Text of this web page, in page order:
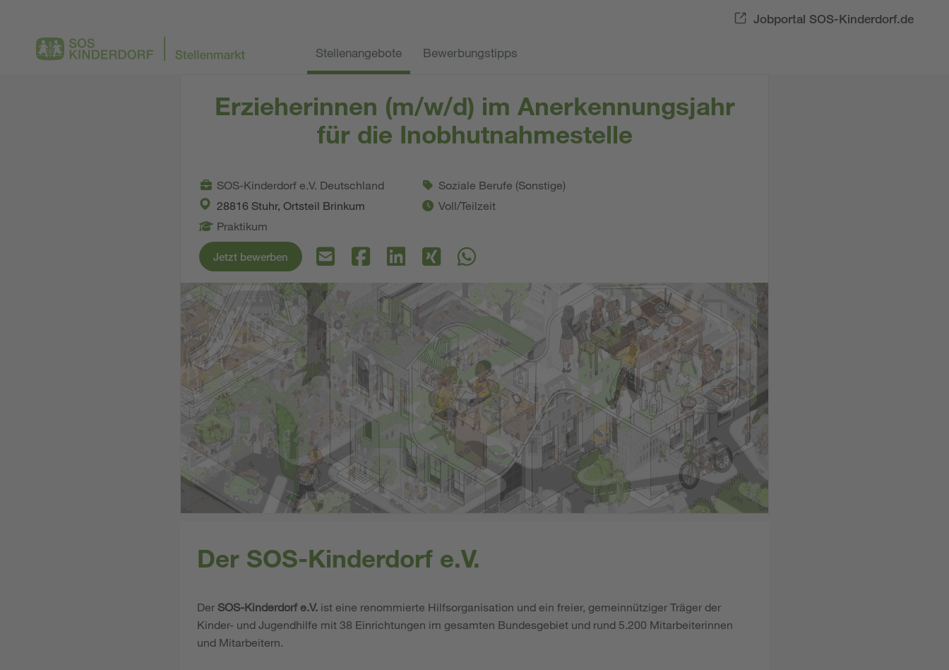
Jobportal SOS-Kinderdorf.de
Stellenangebote Bewerbungstipps
Erzieherinnen (m/w/d) im Anerkennungsjahr
für die Inobhutnahmestelle
SOS-Kinderdorf e.V. Deutschland
28816 Stuhr, Ortsteil Brinkum
Praktikum
Soziale Berufe (Sonstige)
Voll/Teilzeit
Jetzt bewerben
Der SOS-Kinderdorf e.V.
Der SOS-Kinderdorf e.V. ist eine renommierte Hilfsorganisation und ein freier, gemeinnütziger Träger der
Kinder- und Jugendhilfe mit 38 Einrichtungen im gesamten Bundesgebiet und rund 5.200 Mitarbeiterinnen
und Mitarbeitern.